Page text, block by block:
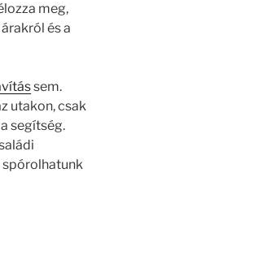
meg,
és a
sem.
utakon, csak
segítség.
spórolhatunk